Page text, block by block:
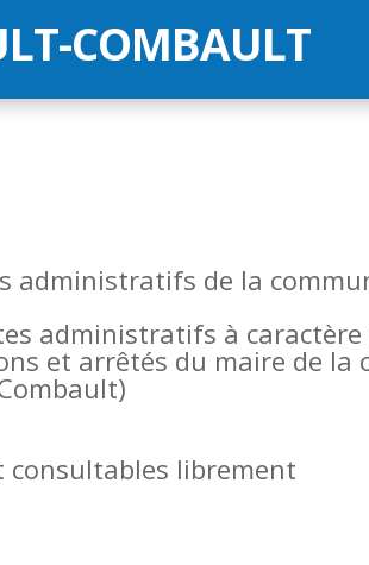
COMBAULT
administratifs de la
administratifs à
et arrêtés du maire de la
consultables librement